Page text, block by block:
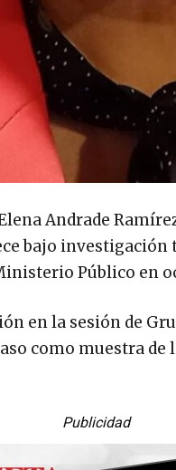
Andrade
bajo investigación
Público en
en la sesión de
como muestra
Publicidad